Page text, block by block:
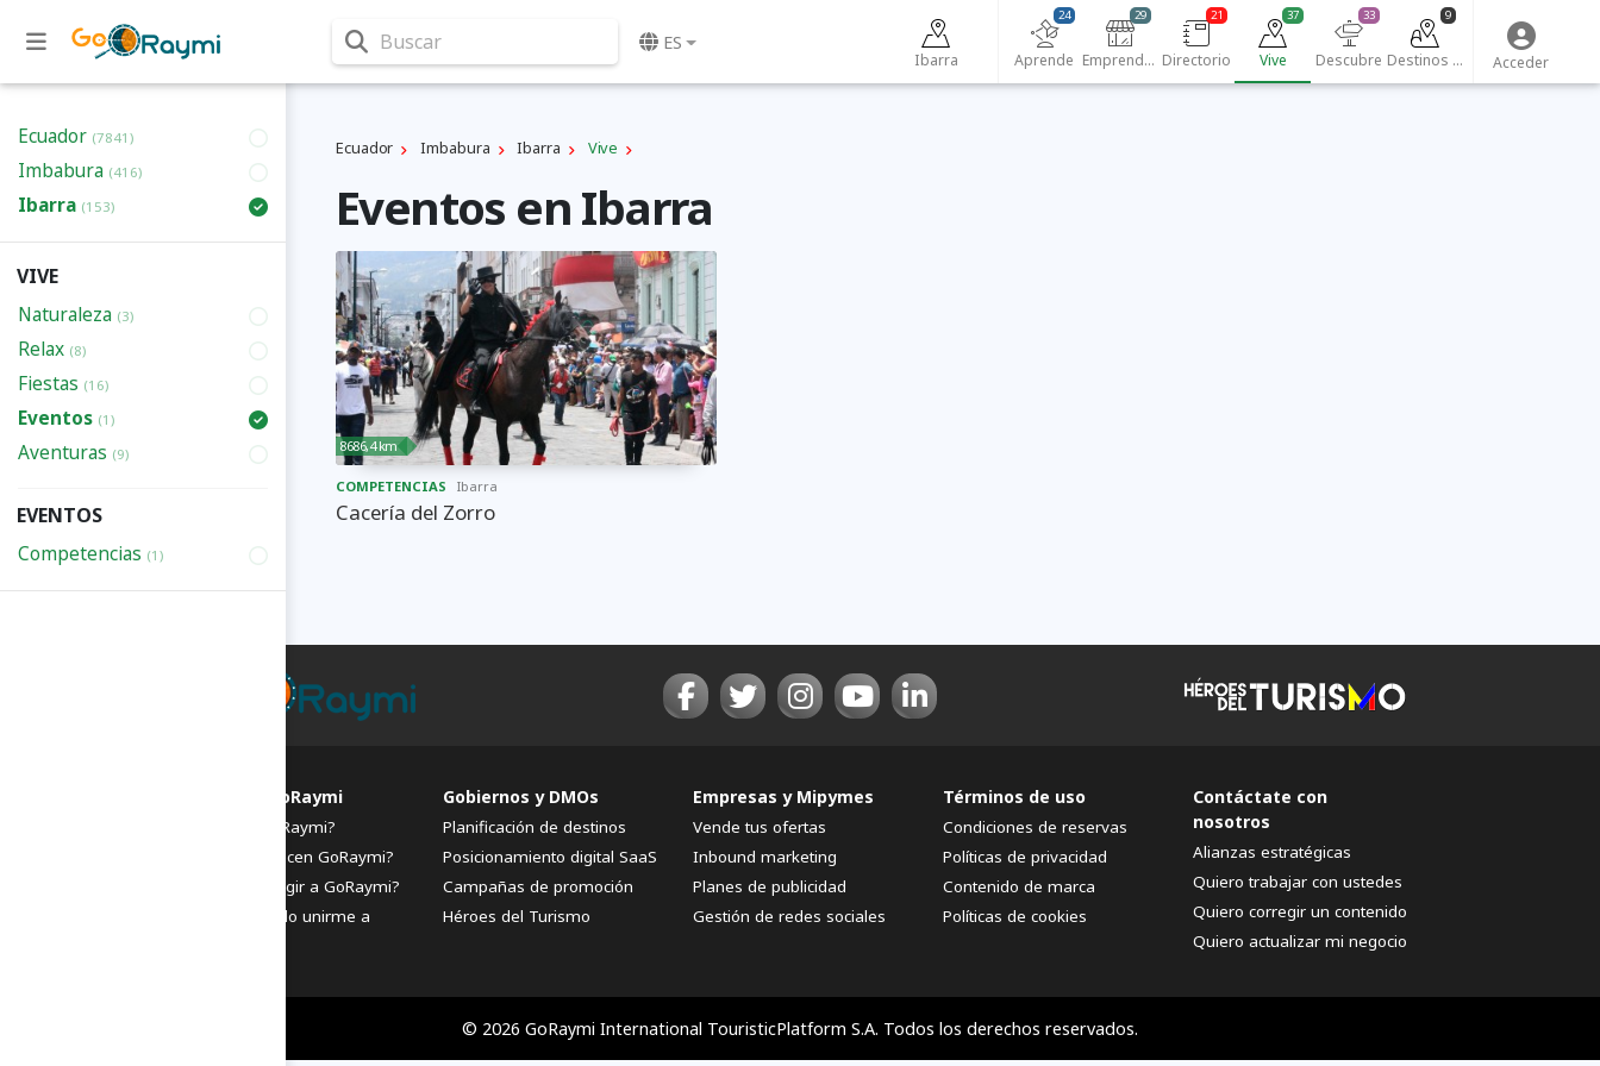
Buscar ES
Ibarra Aprende
24
Emprendedores
29
Directorio
21
Vive
37
Descubre
33
Destinos turísticos
9
Acceder
Ecuador (7841)
Imbabura (416)
Ibarra (153)
VIVE
Naturaleza (3)
Relax (8)
Fiestas (16)
Eventos (1)
Aventuras (9)
EVENTOS
Competencias (1)
Ecuador Imbabura Ibarra Vive
Eventos en Ibarra
8686,4 km
COMPETENCIAS Ibarra
Cacería del Zorro
FAQs de GoRaymi
¿Qué es GoRaymi?
¿Quiénes hacen GoRaymi?
¿Por qué elegir a GoRaymi?
¿Cómo puedo unirme a
Gobiernos y DMOs
Planificación de destinos
Posicionamiento digital SaaS
Campañas de promoción
Héroes del Turismo
Empresas y Mipymes
Vende tus ofertas
Inbound marketing
Planes de publicidad
Gestión de redes sociales
Términos de uso
Condiciones de reservas
Políticas de privacidad
Contenido de marca
Políticas de cookies
Contáctate con
nosotros
Alianzas estratégicas
Quiero trabajar con ustedes
Quiero corregir un contenido
Quiero actualizar mi negocio
© 2026 GoRaymi International TouristicPlatform S.A. Todos los derechos reservados.